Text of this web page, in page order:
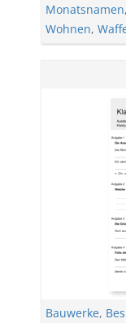
Monatsnamen,
Wohnen,
Bauwerke,